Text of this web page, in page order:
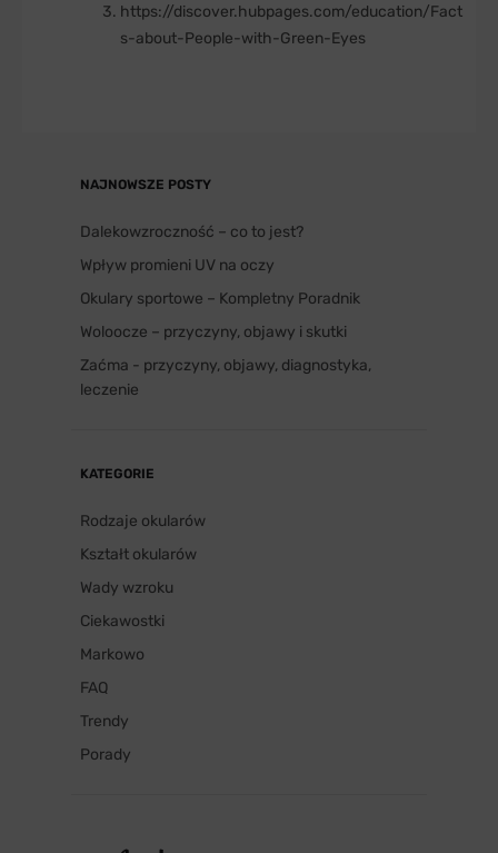
NAJNOWSZE POSTY
Dalekowzroczność – co to jest?
Wpływ promieni UV na oczy
Okulary sportowe – Kompletny Poradnik
Woloocze – przyczyny, objawy i skutki
Zaćma - przyczyny, objawy, diagnostyka,
leczenie
KATEGORIE
Rodzaje okularów
Kształt okularów
Wady wzroku
Ciekawostki
Markowo
FAQ
Trendy
Porady
https://discover.hubpages.com/education/Fact
s-about-People-with-Green-Eyes